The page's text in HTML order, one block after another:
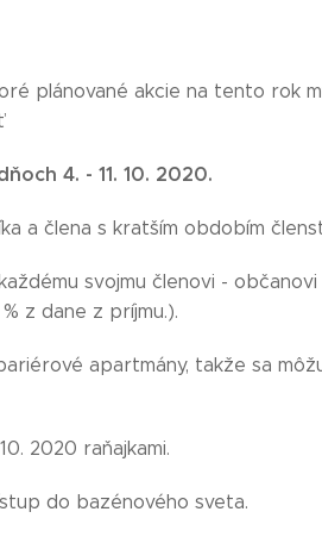
plánované akcie na tento rok
4. - 11. 10. 2020.
a člena s kratším obdobím
svojmu členovi - občanovi
z dane z príjmu.).
apartmány, takže sa
2020 raňajkami.
do bazénového sveta.